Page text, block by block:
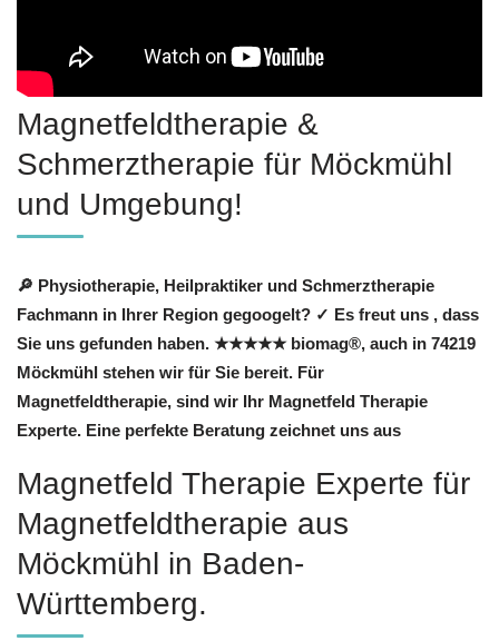
Magnetfeldtherapie &
Schmerztherapie für Möckmühl
und Umgebung!
🔎 Physiotherapie, Heilpraktiker und Schmerztherapie
Fachmann in Ihrer Region gegoogelt? ✓ Es freut uns , dass
Sie uns gefunden haben. ★★★★★ biomag®, auch in 74219
Möckmühl stehen wir für Sie bereit. Für
Magnetfeldtherapie, sind wir Ihr Magnetfeld Therapie
Experte. Eine perfekte Beratung zeichnet uns aus
Magnetfeld Therapie Experte für
Magnetfeldtherapie aus
Möckmühl in Baden-
Württemberg.